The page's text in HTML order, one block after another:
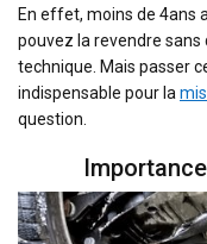
En effet, moins de 4ans
pouvez la revendre sans
technique. Mais passer
indispensable pour la
question.